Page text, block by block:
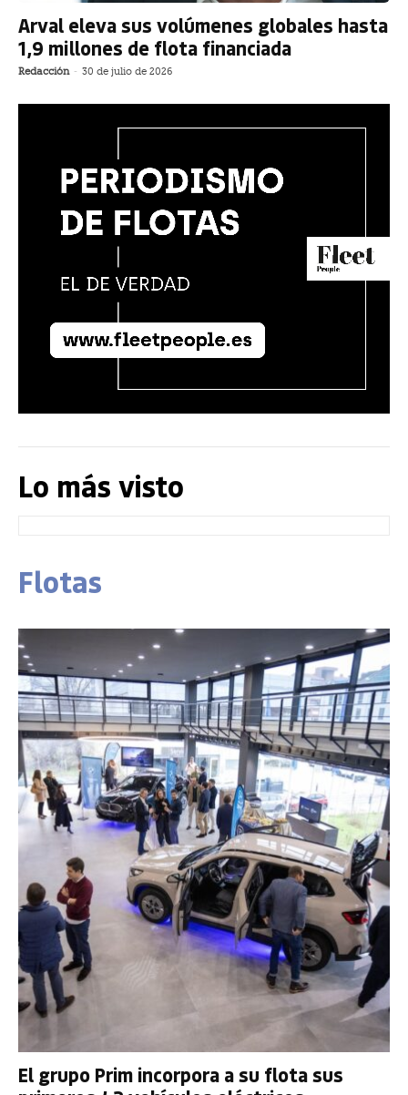
Arval eleva sus volúmenes globales hasta
1,9 millones de flota financiada
Redacción - 30 de julio de 2026
Lo más visto
Flotas
El grupo Prim incorpora a su flota sus